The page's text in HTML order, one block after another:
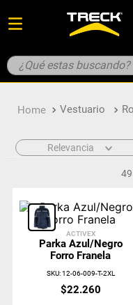
¿Qué estas buscando?
Vestuario
Relevancia
49
ACTIVEX
Parka Azul/Negro
Forro Franela
SKU:12-06-009-T-2XL
$22.260
5